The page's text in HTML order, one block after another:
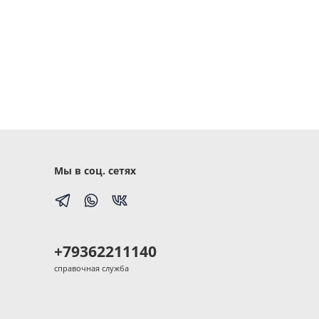
Мы в соц. сетях
+79362211140
справочная служба